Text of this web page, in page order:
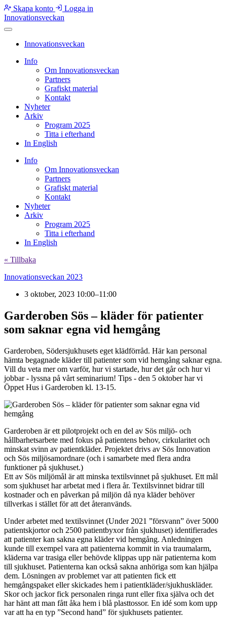
Skapa konto
Logga in
Innovationsveckan
Innovationsveckan
Info
Om Innovationsveckan
Partners
Grafiskt material
Kontakt
Nyheter
Arkiv
Program 2025
Titta i efterhand
In English
Info
Om Innovationsveckan
Partners
Grafiskt material
Kontakt
Nyheter
Arkiv
Program 2025
Titta i efterhand
In English
« Tillbaka
Innovationsveckan 2023
3 oktober, 2023 10:00–11:00
Garderoben Sös – kläder för patienter
som saknar egna vid hemgång
Garderoben, Södersjukhusets eget klädförråd. Här kan personal
hämta begagnade kläder till patienter som vid hemgång saknar egna.
Vill du veta mer om varför, hur vi startade, hur det går och hur vi
jobbar - lyssna på vårt seminarium! Tips - den 5 oktober har vi
Öppet Hus i Garderoben kl. 13-15.
Garderoben är ett pilotprojekt och en del av Sös miljö- och
hållbarhetsarbete med fokus på patientens behov, cirkularitet och
minskat svinn av patientkläder. Projektet drivs av Sös Innovation
och Sös miljösamordnare (och i samarbete med flera andra
funktioner på sjukhuset.)
Ett av Sös miljömål är att minska textilsvinnet på sjukhuset. Ett mål
som sjukhuset har arbetat med i flera år. Textilsvinnet bidrar till
kostnader och en påverkan på miljön då nya kläder behöver
tillverkas i stället för att det återanvänds.
Under arbetet med textilsvinnet (Under 2021 ”försvann” över 5000
patientskjortor och 2500 patientbyxor från sjukhuset) identifierades
att patienter kan sakna egna kläder vid hemgång. Anledningen
kunde till exempel vara att patienterna kommit in via traumalarm,
kläderna var trasiga eller behövde klippas upp när patienterna kom
till sjukhuset. Patienterna kan också sakna anhöriga som kan hjälpa
dem. Lösningen av problemet var att patienten fick ett
hemgångspaket eller skickades hem i patientkläder/sjukhuskläder.
Skor och jackor fick personalen ringa runt eller fixa själva och det
har hänt att man fått åka hem i blå plasttossor. En idé som kom upp
var att ha en typ ”Second hand” för sjukhusets patienter.